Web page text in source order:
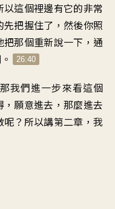
這個裡邊有它的非常
把握住了，然後你照
那個重新說一下，通
26:40
我們進一步來看這個
，願意進去，那麼進去
？所以講第二章，我